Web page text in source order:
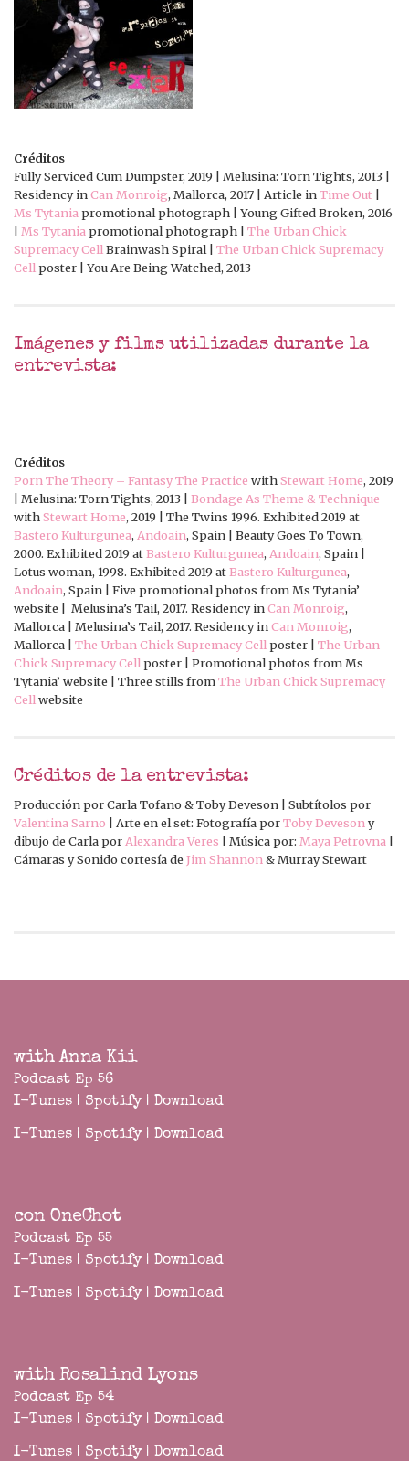
Créditos
Fully Serviced Cum Dumpster, 2019 | Melusina: Torn Tights, 2013 |
Residency inCan Monroig, Mallorca, 2017 | Article inTime Out
Ms Tytania promotional photograph | Young Gifted Broken, 2016
Ms Tytania promotional photograph | The Urban Chick
Supremacy Cell Brainwash Spiral | The Urban Chick Supremacy
Cell poster | You Are Being Watched, 2013
Imágenes y films utilizadas durante la
entrevista:
Créditos
Porn The Theory – Fantasy The Practice withStewart Home, 2019
| Melusina: Torn Tights, 2013 | Bondage As Theme & Technique
withStewart Home, 2019 | The Twins 1996. Exhibited 2019 at
Bastero Kulturgunea, Andoain, Spain | Beauty Goes To Town,
2000. Exhibited 2019 atBastero Kulturgunea, Andoain, Spain |
Lotus woman, 1998. Exhibited 2019 atBastero Kulturgunea,
Andoain, Spain | Five promotional photos from Ms Tytania’
website | Melusina’s Tail, 2017. Residency inCan Monroig,
Mallorca | Melusina’s Tail, 2017. Residency inCan Monroig,
Mallorca | The Urban Chick Supremacy Cell poster | The Urban
Chick Supremacy Cell poster | Promotional photos from Ms
Tytania’ website | Three stills fromThe Urban Chick Supremacy
Cell website
Créditos de la entrevista:
Producción por Carla Tofano & Toby Deveson | Subtítolos por
Valentina Sarno | Arte en el set: Fotografía porToby Deveson y
dibujo de Carla por Alexandra Veres | Música por: Maya Petrovna
Cámaras y Sonido cortesía de Jim Shannon & Murray Stewart
with Anna Kii
Podcast Ep 56
I-Tunes | Spotify| Download
I-Tunes | Spotify| Download
con OneChot
Podcast Ep 55
I-Tunes | Spotify| Download
I-Tunes | Spotify| Download
with Rosalind Lyons
Podcast Ep 54
I-Tunes | Spotify| Download
I-Tunes | Spotify| Download